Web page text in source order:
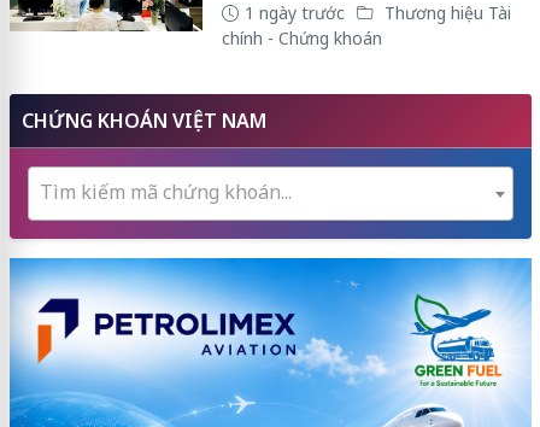
1 ngày trước
Thương hiệu Tài
chính - Chứng khoán
CHỨNG KHOÁN VIỆT NAM
Tìm kiếm mã chứng khoán...